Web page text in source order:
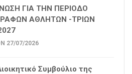
ΓΙΑ ΤΗΝ ΠΕΡΙΟΔΟ
ΑΘΛΗΤΩΝ -ΤΡΙΩΝ
27/07/2026
Συμβούλιο της